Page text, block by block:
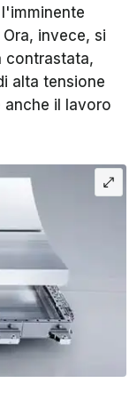
Ora, invece, si
contrastata,
alta tensione
anche il lavoro